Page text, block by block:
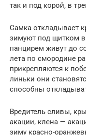
так и под корой, в
Самка откладывает
зимуют под щитком
панцирем живут до
лета по смородине
прикрепляются к
линьки они
способны
Вредитель сливы,
акации, клена —
зиму красно-